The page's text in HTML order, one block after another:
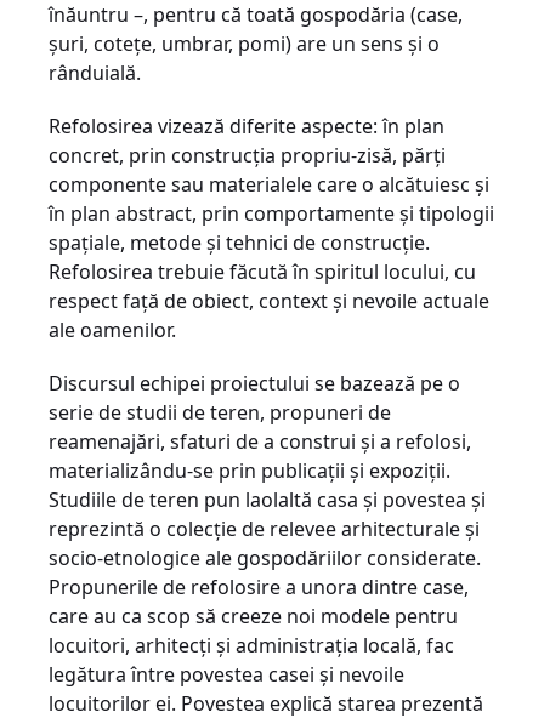
înăuntru –, pentru că toată gospodăria (case,
şuri, coteţe, umbrar, pomi) are un sens şi o
rânduială.
Refolosirea vizează diferite aspecte: în plan
concret, prin construcţia propriu-zisă, părţi
componente sau materialele care o alcătuiesc şi
în plan abstract, prin comportamente şi tipologii
spaţiale, metode şi tehnici de construcţie.
Refolosirea trebuie făcută în spiritul locului, cu
respect faţă de obiect, context şi nevoile actuale
ale oamenilor.
Discursul echipei proiectului se bazează pe o
serie de studii de teren, propuneri de
reamenajări, sfaturi de a construi şi a refolosi,
materializându-se prin publicaţii şi expoziţii.
Studiile de teren pun laolaltă casa şi povestea şi
reprezintă o colecţie de relevee arhitecturale şi
socio-etnologice ale gospodăriilor considerate.
Propunerile de refolosire a unora dintre case,
care au ca scop să creeze noi modele pentru
locuitori, arhitecţi şi administraţia locală, fac
legătura între povestea casei şi nevoile
locuitorilor ei. Povestea explică starea prezentă